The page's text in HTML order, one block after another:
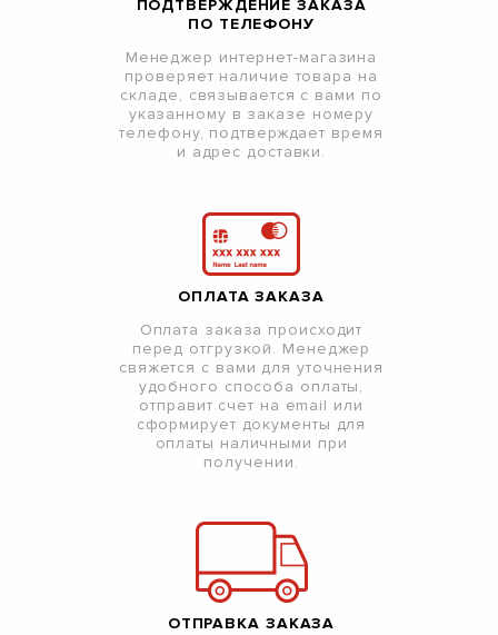
ПОДТВЕРЖДЕНИЕ ЗАКАЗА
ПО ТЕЛЕФОНУ
Менеджер интернет-магазина
проверяет наличие товара на
складе, связывается с вами по
указанному в заказе номеру
телефону, подтверждает время
и адрес доставки.
ОПЛАТА ЗАКАЗА
Оплата заказа происходит
перед отгрузкой. Менеджер
свяжется с вами для уточнения
удобного способа оплаты,
отправит счет на email или
сформирует документы для
оплаты наличными при
получении.
ОТПРАВКА ЗАКАЗА